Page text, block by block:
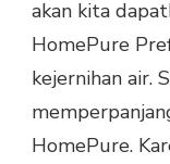
akan kita
HomePure
kejernihan air.
HomePure.